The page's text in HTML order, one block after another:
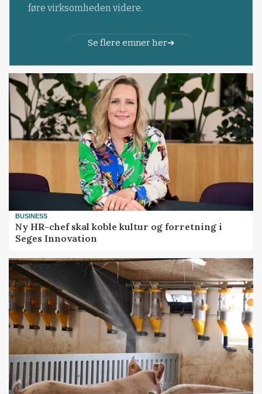
føre virksomheden videre.
Se flere emner her
BUSINESS
Ny HR-chef skal koble kultur og forretning i
Seges Innovation